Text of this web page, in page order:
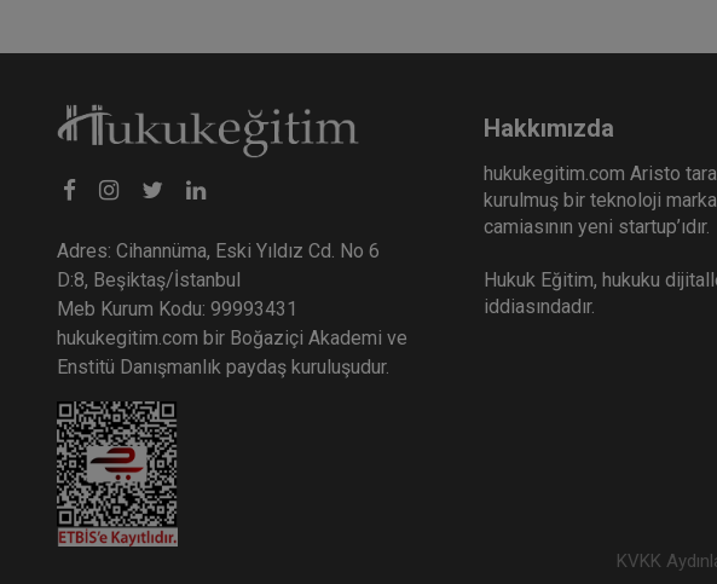
Adres: Cihannüma, Eski Yıldız Cd. No 6
D:8, Beşiktaş/İstanbul
Meb Kurum Kodu: 99993431
hukukegitim.com bir Boğaziçi Akademi ve
Enstitü Danışmanlık paydaş kuruluşudur.
Hakkımızda
hukukegitim.com Aristo
kurulmuş bir teknoloji
camiasının yeni startup’ıdır.
Hukuk Eğitim, hukuku
iddiasındadır.
KVKK